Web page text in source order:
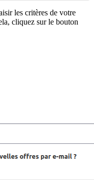
les critères de votre
cliquez sur le bouton